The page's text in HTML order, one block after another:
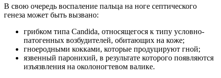
В свою очередь воспаление пальца на ноге септического
генеза может быть вызвано:
грибком типа Candida, относящегося к типу условно-
патогенных возбудителей, обитающих на коже;
гноеродными кокками, которые продуцируют гной;
язвенный паронихий, в результате которого появляются
изъязвления на околоногтевом валике.